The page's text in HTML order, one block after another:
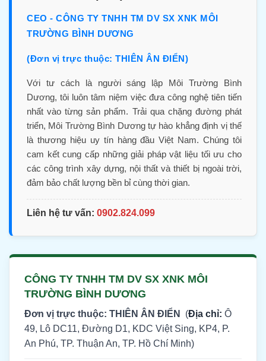
CEO - CÔNG TY TNHH TM DV SX XNK MÔI
TRƯỜNG BÌNH DƯƠNG
(Đơn vị trực thuộc: THIÊN ÂN ĐIỂN)
Với tư cách là người sáng lập Môi Trường Bình
Dương, tôi luôn tâm niệm việc đưa công nghệ tiên tiến
nhất vào từng sản phẩm. Trải qua chặng đường phát
triển, Môi Trường Bình Dương tự hào khẳng định vị thế
là thương hiệu uy tín hàng đầu Việt Nam. Chúng tôi
cam kết cung cấp những giải pháp vật liệu tối ưu cho
các công trình xây dựng, nội thất và thiết bị ngoài trời,
đảm bảo chất lượng bền bỉ cùng thời gian.
Liên hệ tư vấn: 0902.824.099
CÔNG TY TNHH TM DV SX XNK MÔI
TRƯỜNG BÌNH DƯƠNG
Đơn vị trực thuộc: THIÊN ÂN ĐIỂN (Địa chỉ: Ô
49, Lô DC11, Đường D1, KDC Việt Sing, KP4, P.
An Phú, TP. Thuận An, TP. Hồ Chí Minh)